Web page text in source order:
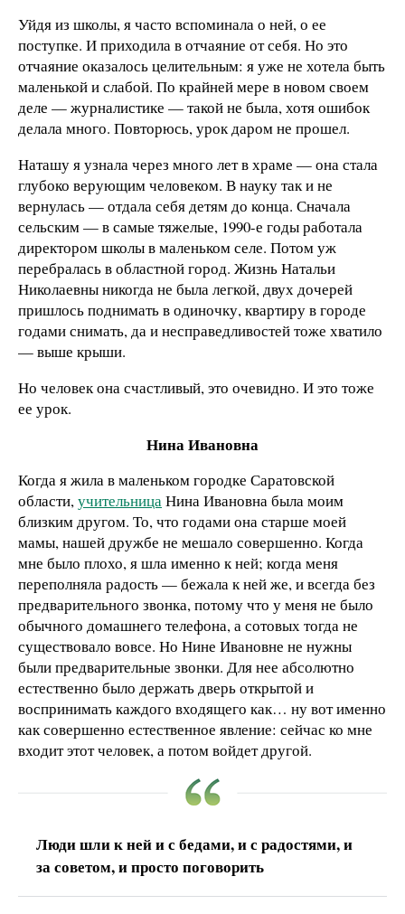
Уйдя из школы, я часто вспоминала о ней, о ее
поступке. И приходила в отчаяние от себя. Но это
отчаяние оказалось целительным: я уже не хотела быть
маленькой и слабой. По крайней мере в новом своем
деле — журналистике — такой не была, хотя ошибок
делала много. Повторюсь, урок даром не прошел.
Наташу я узнала через много лет в храме — она стала
глубоко верующим человеком. В науку так и не
вернулась — отдала себя детям до конца. Сначала
сельским — в самые тяжелые, 1990-е годы работала
директором школы в маленьком селе. Потом уж
перебралась в областной город. Жизнь Натальи
Николаевны никогда не была легкой, двух дочерей
пришлось поднимать в одиночку, квартиру в городе
годами снимать, да и несправедливостей тоже хватило
— выше крыши.
Но человек она счастливый, это очевидно. И это тоже
ее урок.
Нина Ивановна
Когда я жила в маленьком городке Саратовской
области,учительницаНина Ивановна была моим
близким другом. То, что годами она старше моей
мамы, нашей дружбе не мешало совершенно. Когда
мне было плохо, я шла именно к ней; когда меня
переполняла радость — бежала к ней же, и всегда без
предварительного звонка, потому что у меня не было
обычного домашнего телефона, а сотовых тогда не
существовало вовсе. Но Нине Ивановне не нужны
были предварительные звонки. Для нее абсолютно
естественно было держать дверь открытой и
воспринимать каждого входящего как… ну вот именно
как совершенно естественное явление: сейчас ко мне
входит этот человек, а потом войдет другой.
Люди шли к ней и с бедами, и с радостями, и
за советом, и просто поговорить